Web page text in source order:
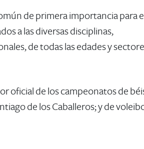
de primera importancia para
a las diversas disciplinas,
de todas las edades y
oficial de los campeonatos de
de los Caballeros; y de